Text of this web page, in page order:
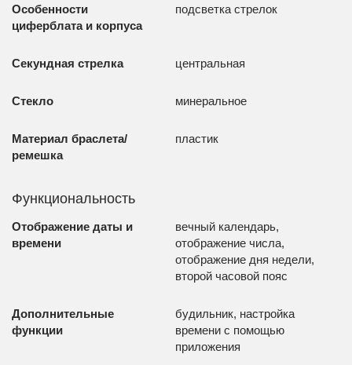
Особенности
циферблата и корпуса
подсветка стрелок
Секундная стрелка центральная
Стекло минеральное
Материал браслета/
ремешка
пластик
Функциональность
Отображение даты и
времени
вечный календарь,
отображение числа,
отображение дня недели,
второй часовой пояс
Дополнительные
функции
будильник, настройка
времени с помощью
приложения